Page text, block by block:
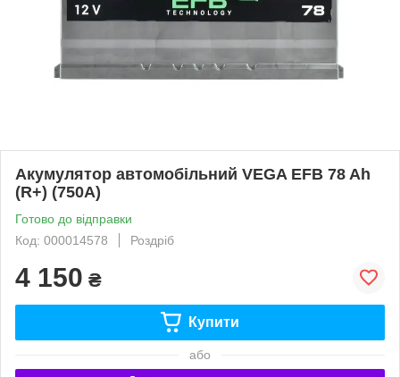
Акумулятор автомобільний VEGA EFB 78 Ah
(R+) (750A)
Готово до відправки
Код: 000014578
Роздріб
4 150 ₴
Купити
або